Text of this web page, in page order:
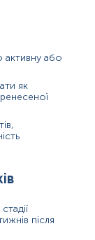
та
нервової
у
бути не
активну або
як
після